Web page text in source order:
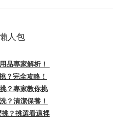
人包
品專家解析！
？完全攻略！
？專家教你挑
？清潔保養！
？挑選看這裡